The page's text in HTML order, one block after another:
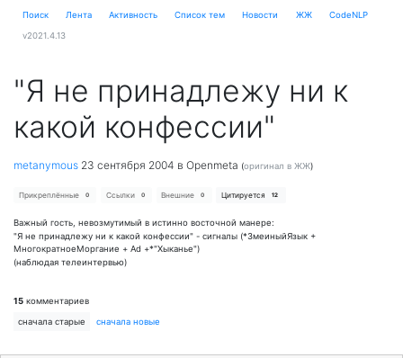
Поиск Лента Активность Cписок тем Новости ЖЖ CodeNLP
v2021.4.13
"Я не принадлежу ни к
какой конфессии"
metanymous 23 сентября 2004 в Openmeta (оригинал в ЖЖ)
Прикреплённые 0 Ссылки 0 Внешние 0 Цитируется 12
Важный гость, невозмутимый в истинно восточной манере:
"Я не принадлежу ни к какой конфессии" - сигналы (*ЗмеиныйЯзык +
МногократноеМоргание + Ad +*"Хыканье")
(наблюдая телеинтервью)
15 комментариев
сначала старые сначала новые